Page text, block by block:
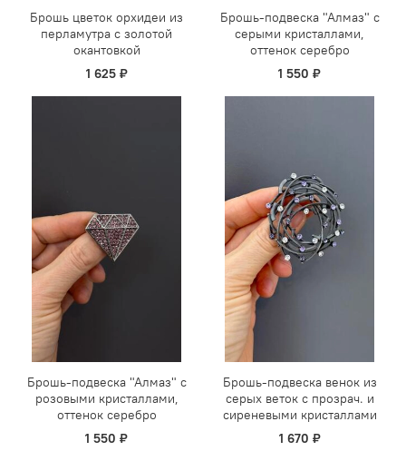
Брошь цветок орхидеи из
перламутра с золотой
окантовкой
1 625 ₽
Брошь-подвеска "Алмаз" с
серыми кристаллами,
оттенок серебро
1 550 ₽
Брошь-подвеска "Алмаз" с
розовыми кристаллами,
оттенок серебро
1 550 ₽
Брошь-подвеска венок из
серых веток с прозрач. и
сиреневыми кристаллами
1 670 ₽